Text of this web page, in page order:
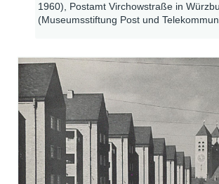
1960), Postamt Virchowstraße in
(Museumsstiftung Post und